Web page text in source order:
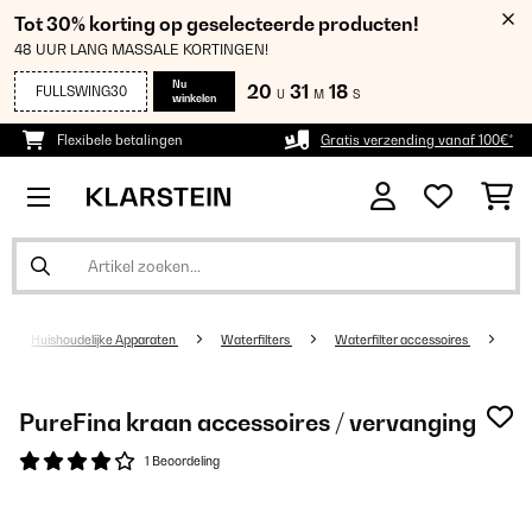
Tot 30% korting op geselecteerde producten!
48 UUR LANG MASSALE KORTINGEN!
FULLSWING30
Nu
winkelen
20 U 31 M 16 S
Flexibele betalingen Gratis verzending vanaf 100€*
Huishoudelijke Apparaten Waterfilters Waterfilter accessoires
PureFina kraan accessoires / vervanging
1 Beoordeling